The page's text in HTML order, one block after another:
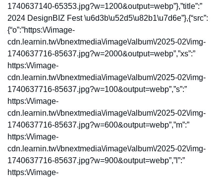
1740637140-65353.jpg?w=1200&output=webp”},”title”:”
2024 DesignBIZ Fest \u6d3b\u52d5\u82b1\u7d6e”},{“src”:
{“o”:”https:\/\/image-
cdn.learnin.tw\/bnextmedia\/image\/album\/2025-02\/img-
1740637716-85637.jpg?w=2000&output=webp”,”xs”:”
https:\/\/image-
cdn.learnin.tw\/bnextmedia\/image\/album\/2025-02\/img-
1740637716-85637.jpg?w=100&output=webp”,”s”:”
https:\/\/image-
cdn.learnin.tw\/bnextmedia\/image\/album\/2025-02\/img-
1740637716-85637.jpg?w=600&output=webp”,”m”:”
https:\/\/image-
cdn.learnin.tw\/bnextmedia\/image\/album\/2025-02\/img-
1740637716-85637.jpg?w=900&output=webp”,”l”:”
https:\/\/image-